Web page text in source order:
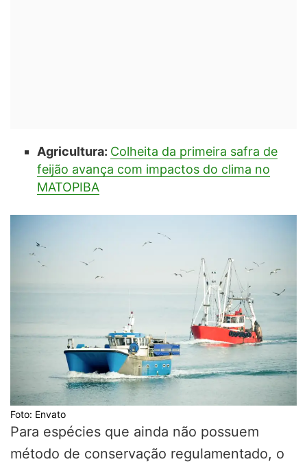
Agricultura: Colheita da primeira safra de
feijão avança com impactos do clima no
MATOPIBA
Foto: Envato
Para espécies que ainda não possuem
método de conservação regulamentado, o